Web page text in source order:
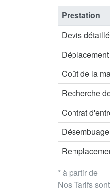
* à partir de
Nos Tarifs
Prestation
Devis détaillé
Déplacement
Coût de la
Recherche
Contrat
Désembuage